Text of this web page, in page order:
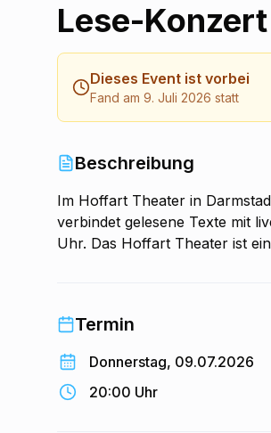
Lese-
Dieses Event ist vorbei
Fand am 9. Juli 2026 statt
Beschreibung
Im Hoffart Theater in
verbindet gelesene Texte mit
Uhr. Das Hoffart Theater ist
Termin
Donnerstag, 09.07.2026
20:00 Uhr